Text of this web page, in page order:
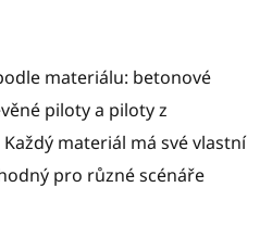
materiálu: betonové
piloty a piloty z
materiál má své vlastní
pro různé scénáře